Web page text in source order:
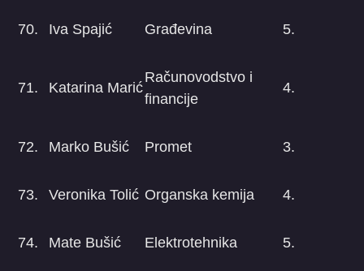
70. Iva Spajić Građevina 5.
71. Katarina Marić
Računovodstvo i
financije
4.
72. Marko Bušić Promet 3.
73. Veronika Tolić Organska kemija 4.
74. Mate Bušić Elektrotehnika 5.